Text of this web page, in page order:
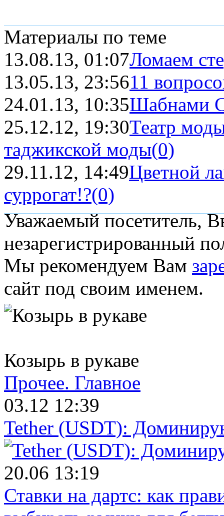
Материалы по теме
13.08.13, 01:07Ломаем
13.05.13, 23:5611
24.01.13, 10:35Шабнами
25.12.12, 19:30Театр
таджикской моды(0)
29.11.12, 14:49Цветной
суррогат!?(0)
Уважаемый посетитель,
незарегистрированный
Мы рекомендуем Вам
сайт под своим именем.
Козырь в рукаве
Прочее. Главное
03.12 12:39
Tether (USDT):
20.06 13:19
Ставки на дартс: как